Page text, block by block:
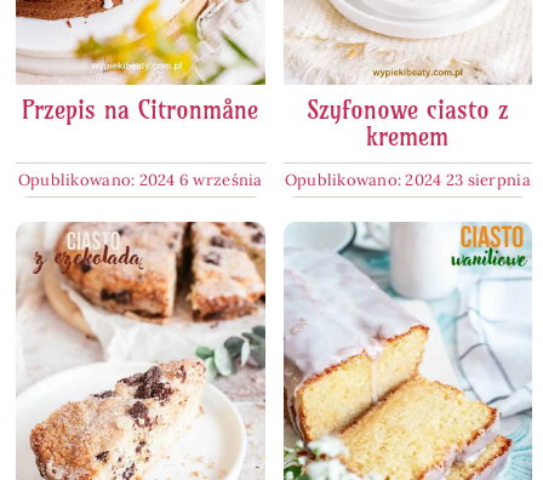
Przepis na Citronmåne
Opublikowano: 2024 6 września
Szyfonowe ciasto z
kremem
Opublikowano: 2024 23 sierpnia